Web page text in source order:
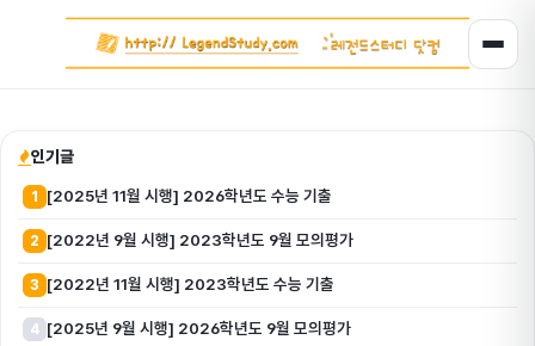
인기글
1 [2025년 11월 시행] 2026학년도 수능 기출
2 [2022년 9월 시행] 2023학년도 9월 모의평가
3 [2022년 11월 시행] 2023학년도 수능 기출
4 [2025년 9월 시행] 2026학년도 9월 모의평가